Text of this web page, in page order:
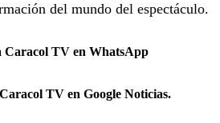
del mundo del espectáculo.
Caracol TV en WhatsApp
TV en Google Noticias.